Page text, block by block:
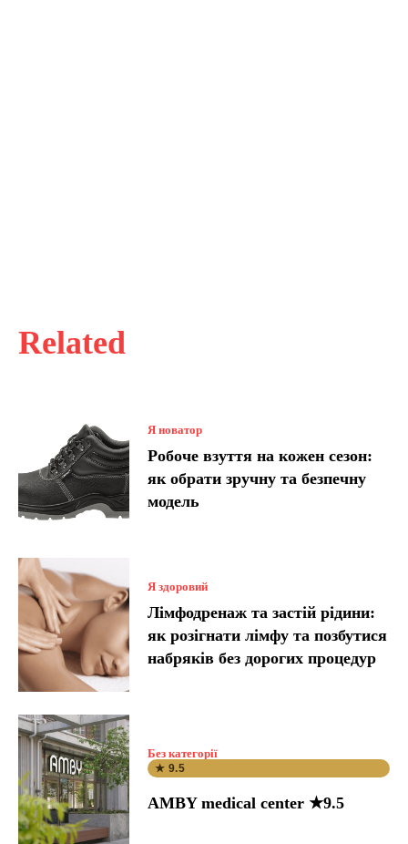
Related
Я новатор
Робоче взуття на кожен сезон:
як обрати зручну та безпечну
модель
Я здоровий
Лімфодренаж та застій рідини:
як розігнати лімфу та позбутися
набряків без дорогих процедур
Без категорії
★ 9.5
AMBY medical center ★9.5